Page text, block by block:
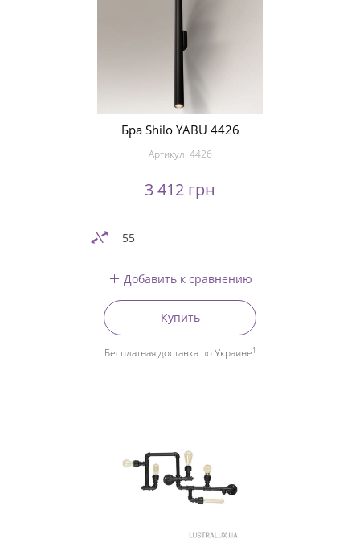
Бра Shilo YABU 4426
Артикул: 4426
3 412 грн
55
Добавить к сравнению
Купить
Бесплатная доставка по Украине1